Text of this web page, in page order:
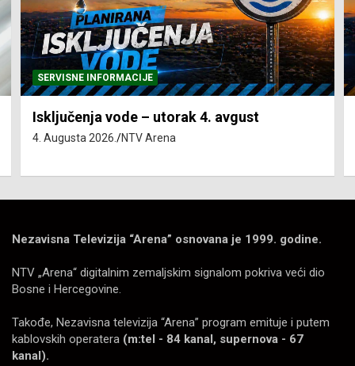
SERVISNE INFORMACIJE
Isključenja vode – utorak 4. avgust
4. Augusta 2026. NTV Arena
Nezavisna Televizija “Arena” osnovana je 1999. godine.
NTV „Arena“ digitalnim zemaljskim signalom pokriva veći dio
Bosne i Hercegovine.
Takođe, Nezavisna televizija “Arena” program emituje i putem
kablovskih operatera (m:tel - 84 kanal, supernova - 67
kanal).